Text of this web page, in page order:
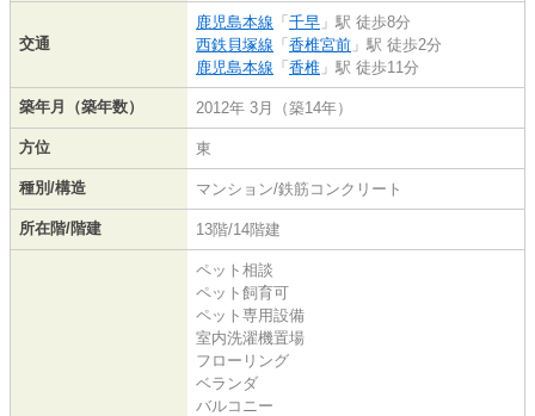
交通
鹿児島本線 「千早 」駅 徒歩8分
西鉄貝塚線 「香椎宮前 」駅 徒歩2分
鹿児島本線 「香椎 」駅 徒歩11分
築年月（築年数） 2012年 3月（築14年）
方位 東
種別/構造 マンション/鉄筋コンクリート
所在階/階建 13階/14階建
ペット相談
ペット飼育可
ペット専用設備
室内洗濯機置場
フローリング
ベランダ
バルコニー